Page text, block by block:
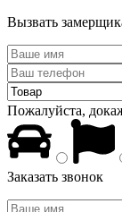
Вызвать
Пожалуйста,
Заказать звонок